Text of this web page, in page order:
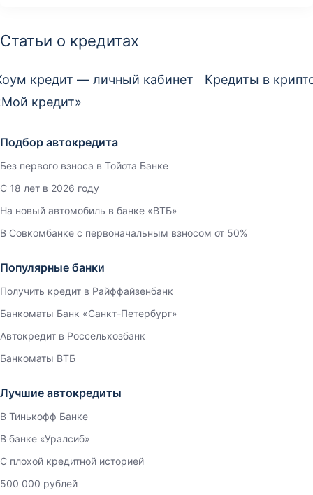
Статьи о кредитах
кредит — личный кабинет
кредит»
Кредиты в
Подбор автокредита
Без первого взноса в Тойота Банке
С 18 лет в 2026 году
На новый автомобиль в банке «ВТБ»
В Совкомбанке с первоначальным взносом от 50%
Популярные банки
Получить кредит в Райффайзенбанк
Банкоматы Банк «Санкт-Петербург»
Автокредит в Россельхозбанк
Банкоматы ВТБ
Лучшие автокредиты
В Тинькофф Банке
В банке «Уралсиб»
С плохой кредитной историей
500 000 рублей